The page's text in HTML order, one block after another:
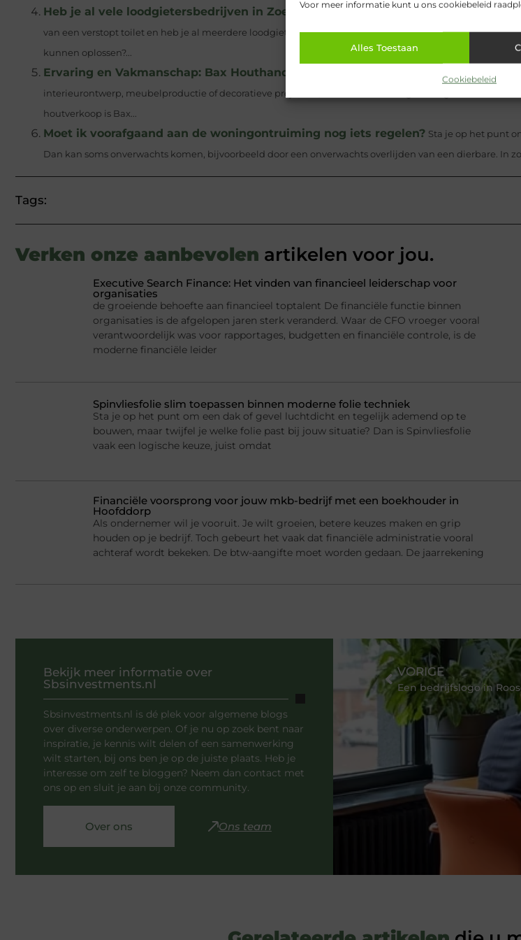
Voor meer informatie kunt u ons cookiebeleid
Alles Toestaan
Cookiebeleid
Heb je al vele loodgietersbedrijven in Zoetermeer geprobeerd en zijn ze niet te
van een verstopt toilet en heb je al meerdere loodgietersbedrijven in Zoetermeer gebeld, maar geen
kunnen oplossen?...
Ervaring en Vakmanschap: Bax Houthandel als De Specialist in Houtverkoop
interieurontwerp, meubelproductie of decoratieve projecten, de keuze voor hoogwaardig hout is
houtverkoop is Bax...
Moet ik voorafgaand aan de woningontruiming nog iets regelen? Sta je op het punt
Dan kan soms onverwachts komen, bijvoorbeeld door een onverwachts overlijden van een dierbare. In
Tags:
Verken onze aanbevolen artikelen voor jou.
Executive Search Finance: Het vinden van financieel leiderschap voor
organisaties
de groeiende behoefte aan financieel toptalent De financiële functie binnen
organisaties is de afgelopen jaren sterk veranderd. Waar de CFO vroeger vooral
verantwoordelijk was voor rapportages, budgetten en financiële controle, is de
moderne financiële leider
Spinvliesfolie slim toepassen binnen moderne folie techniek
Sta je op het punt om een dak of gevel luchtdicht en tegelijk ademend op te
bouwen, maar twijfel je welke folie past bij jouw situatie? Dan is Spinvliesfolie
vaak een logische keuze, juist omdat
Financiële voorsprong voor jouw mkb-bedrijf met een boekhouder in
Hoofddorp
Als ondernemer wil je vooruit. Je wilt groeien, betere keuzes maken en grip
houden op je bedrijf. Toch gebeurt het vaak dat financiële administratie vooral
achteraf wordt bekeken. De btw-aangifte moet worden gedaan. De jaarrekening
Bekijk meer informatie over
Sbsinvestments.nl
Sbsinvestments.nl is dé plek voor algemene blogs
over diverse onderwerpen. Of je nu op zoek bent naar
inspiratie, je kennis wilt delen of een samenwerking
wilt starten, bij ons ben je op de juiste plaats. Heb je
interesse om zelf te bloggen? Neem dan contact met
ons op en sluit je aan bij onze community.
Over ons Ons team
VORIGE